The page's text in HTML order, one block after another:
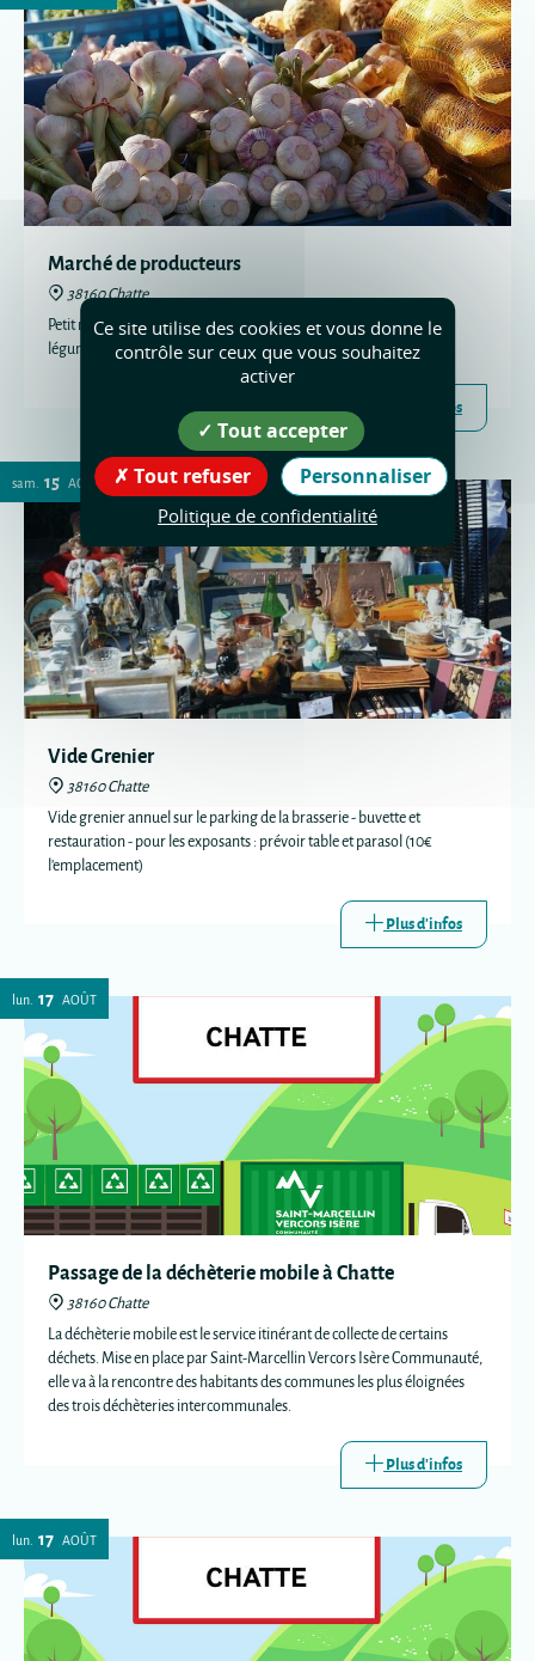
Marché de producteurs
38160 Chatte
Petit marché de producteurs avec boucherie, fromages, fruits et
légumes.
Plus d'infos
sam. 15 AOÛT
Vide Grenier
38160 Chatte
Vide grenier annuel sur le parking de la brasserie - buvette et
restauration - pour les exposants : prévoir table et parasol (10€
l'emplacement)
Plus d'infos
lun. 17 AOÛT
Passage de la déchèterie mobile à Chatte
38160 Chatte
La déchèterie mobile est le service itinérant de collecte de certains
déchets. Mise en place par Saint-Marcellin Vercors Isère Communauté,
elle va à la rencontre des habitants des communes les plus éloignées
des trois déchèteries intercommunales.
Plus d'infos
lun. 17 AOÛT
Ce site utilise des cookies et vous donne le
contrôle sur ceux que vous souhaitez
activer
Tout accepter
Tout refuser
Personnaliser
Politique de confidentialité